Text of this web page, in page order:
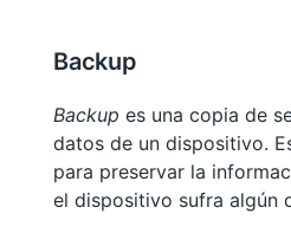
Backup
Backup es una copia de
datos de un dispositivo.
para preservar la
el dispositivo sufra algún